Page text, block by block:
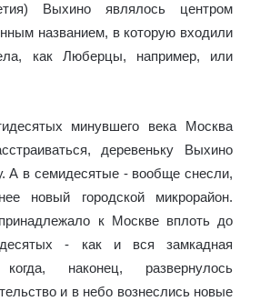
Выхино являлось центром
названием, в которую входили
как Люберцы, например, или
минувшего века Москва
деревеньку Выхино
А в семидесятые - вообще снесли,
новый городской микрорайон.
к Москве вплоть до
- как и вся замкадная
наконец, развернулось
и в небо вознеслись новые